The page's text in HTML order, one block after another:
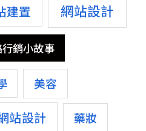
建置
網站設計
銷小故事
美容
站設計 藥妝